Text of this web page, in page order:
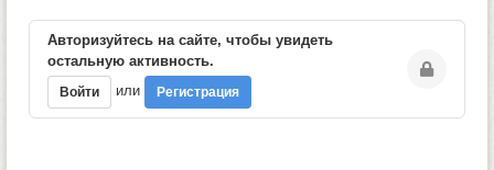
Авторизуйтесь на сайте, чтобы увидеть
остальную активность.
Войти или Регистрация